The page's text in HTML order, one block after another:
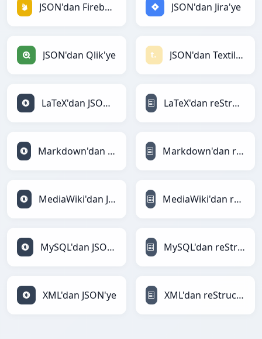
JSON'dan Firebase'ye JSON'dan Jira'ye
JSON'dan Qlik'ye JSON'dan Textile'ye
LaTeX'dan JSON'ye LaTeX'dan reStructuredText'ye
Markdown'dan JSON'ye Markdown'dan reStructuredText'ye
MediaWiki'dan JSON'ye MediaWiki'dan reStructuredText'ye
MySQL'dan JSON'ye MySQL'dan reStructuredText'ye
XML'dan JSON'ye XML'dan reStructuredText'ye